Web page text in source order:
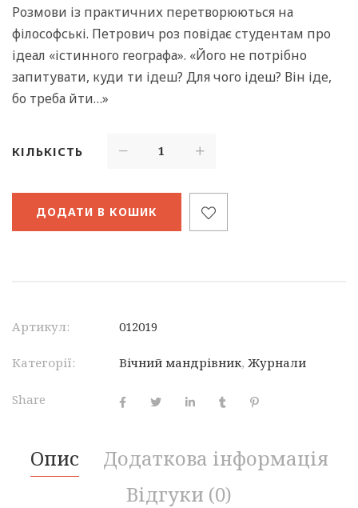
Розмови із практич­них перетворюються на
філософські. Петрович роз­ повідає студентам про
ідеал «істинного географа». «Його не потрібно
запитувати, куди ти ідеш? Для чого ідеш? Він іде,
бо треба йти…»
КІЛЬКІСТЬ
ДОДАТИ В КОШИК
Артикул: 012019
Категорії: Вічний мандрівник, Журнали
Share
Опис
Додаткова інформація
Відгуки (0)